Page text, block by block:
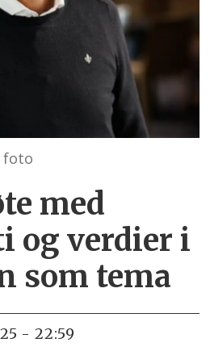
foto
med
og verdier i
som tema
- 22:59